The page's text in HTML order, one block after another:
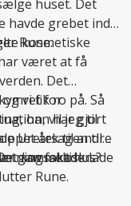
huset. Det
havde grebet ind
Rune.
kosmetiske
været at få
Det
for
han har gjort
Uretek til andre
vi fik ro på. Så
vil jeg til
årsagen til
kanfaktisk lade
Rune.
gammelt hus?